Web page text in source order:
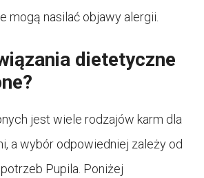
mogą nasilać objawy alergii.
dietetyczne
jest wiele rodzajów karm dla
a wybór odpowiedniej zależy od
Pupila. Poniżej